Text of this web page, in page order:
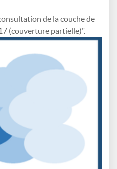
de la couche de
(couverture partielle)".